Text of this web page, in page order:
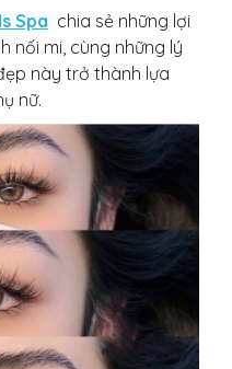
Spa chia sẻ những lợi
nối mi, cùng những lý
này trở thành lựa
nữ.